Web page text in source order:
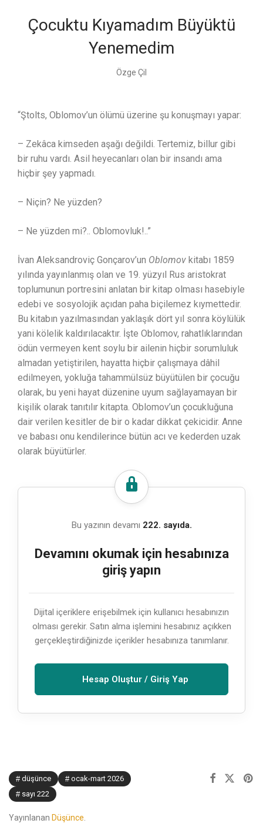
Çocuktu Kıyamadım Büyüktü
Yenemedim
Özge Çil
“Ştolts, Oblomov’un ölümü üzerine şu konuşmayı yapar:
– Zekâca kimseden aşağı değildi. Tertemiz, billur gibi
bir ruhu vardı. Asil heyecanları olan bir insandı ama
hiçbir şey yapmadı.
– Niçin? Ne yüzden?
– Ne yüzden mi?.. Oblomovluk!..”
İvan Aleksandroviç Gonçarov’un Oblomov kitabı 1859
yılında yayınlanmış olan ve 19. yüzyıl Rus aristokrat
toplumunun portresini anlatan bir kitap olması hasebiyle
edebi ve sosyolojik açıdan paha biçilemez kıymettedir.
Bu kitabın yazılmasından yaklaşık dört yıl sonra köylülük
yani kölelik kaldırılacaktır. İşte Oblomov, rahatlıklarından
ödün vermeyen kent soylu bir ailenin hiçbir sorumluluk
almadan yetiştirilen, hayatta hiçbir çalışmaya dâhil
edilmeyen, yokluğa tahammülsüz büyütülen bir çocuğu
olarak, bu yeni hayat düzenine uyum sağlayamayan bir
kişilik olarak tanıtılır kitapta. Oblomov’un çocukluğuna
dair verilen kesitler de bir o kadar dikkat çekicidir. Anne
ve babası onu kendilerince bütün acı ve kederden uzak
olarak büyütürler.
Bu yazının devamı 222. sayıda.
Devamını okumak için hesabınıza
giriş yapın
Dijital içeriklere erişebilmek için kullanıcı hesabınızın
olması gerekir. Satın alma işlemini hesabınız açıkken
gerçekleştirdiğinizde içerikler hesabınıza tanımlanır.
Hesap Oluştur / Giriş Yap
düşünce
ocak-mart 2026
sayı 222
Yayınlanan Düşünce